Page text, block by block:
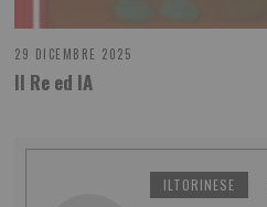
29 DICEMBRE 2025
Il Re ed IA
ILTORINESE